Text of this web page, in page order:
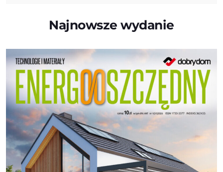
Najnowsze wydanie